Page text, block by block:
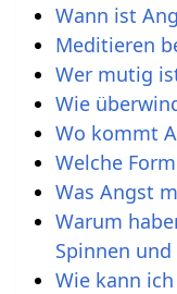
Wann ist
Meditieren
Wer mutig
Wie
Wo kommt
Welche
Was Angst
Warum
Spinnen und
Wie kann